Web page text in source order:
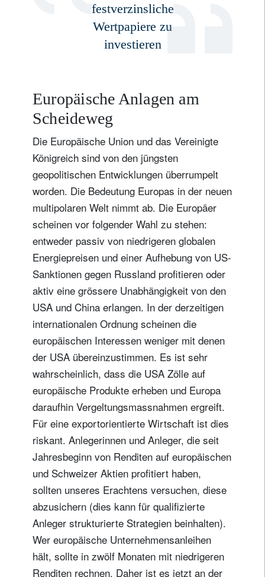
festverzinsliche
Wertpapiere zu
investieren
Europäische Anlagen am
Scheideweg
Die Europäische Union und das Vereinigte
Königreich sind von den jüngsten
geopolitischen Entwicklungen überrumpelt
worden. Die Bedeutung Europas in der neuen
multipolaren Welt nimmt ab. Die Europäer
scheinen vor folgender Wahl zu stehen:
entweder passiv von niedrigeren globalen
Energiepreisen und einer Aufhebung von US-
Sanktionen gegen Russland profitieren oder
aktiv eine grössere Unabhängigkeit von den
USA und China erlangen. In der derzeitigen
internationalen Ordnung scheinen die
europäischen Interessen weniger mit denen
der USA übereinzustimmen. Es ist sehr
wahrscheinlich, dass die USA Zölle auf
europäische Produkte erheben und Europa
daraufhin Vergeltungsmassnahmen ergreift.
Für eine exportorientierte Wirtschaft ist dies
riskant. Anlegerinnen und Anleger, die seit
Jahresbeginn von Renditen auf europäischen
und Schweizer Aktien profitiert haben,
sollten unseres Erachtens versuchen, diese
abzusichern (dies kann für qualifizierte
Anleger strukturierte Strategien beinhalten).
Wer europäische Unternehmensanleihen
hält, sollte in zwölf Monaten mit niedrigeren
Renditen rechnen. Daher ist es jetzt an der